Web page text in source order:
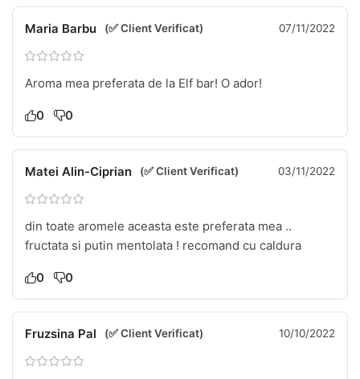
Maria Barbu (✅ Client Verificat) 07/11/2022
Aroma mea preferata de la Elf bar! O ador!
0 0
Matei Alin-Ciprian (✅ Client Verificat) 03/11/2022
din toate aromele aceasta este preferata mea ..
fructata si putin mentolata ! recomand cu caldura
0 0
Fruzsina Pal (✅ Client Verificat) 10/10/2022